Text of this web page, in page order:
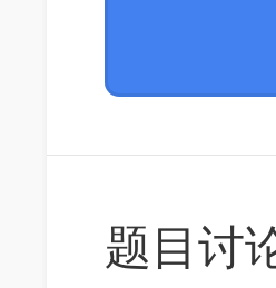
题目讨